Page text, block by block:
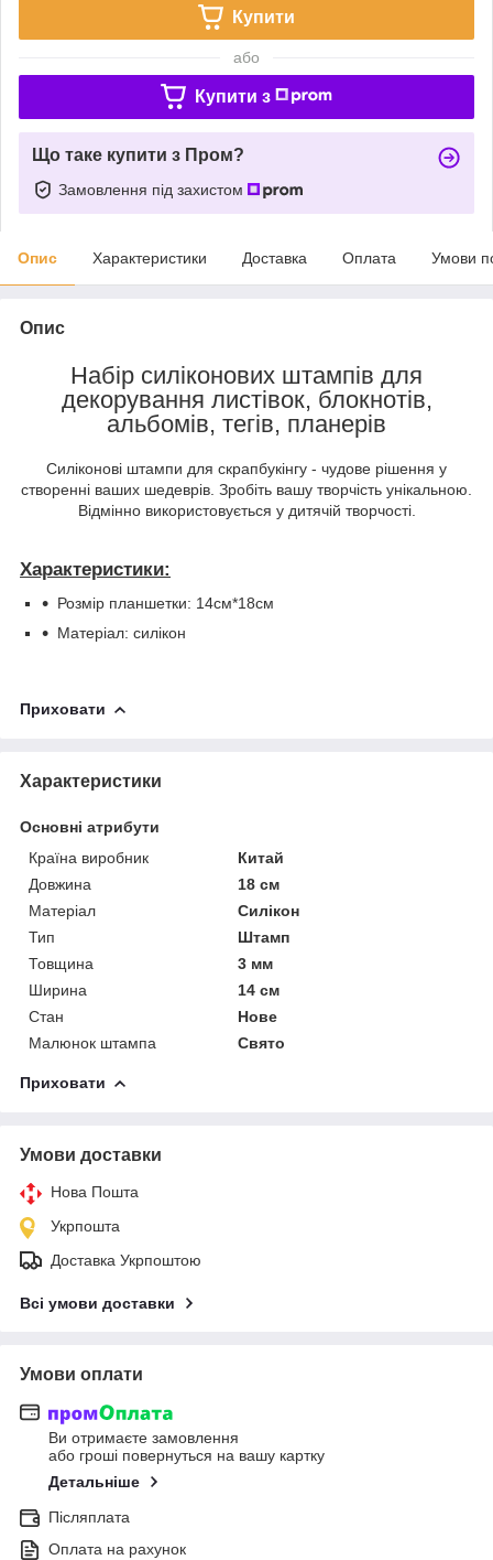
Купити
або
Купити з
Що таке купити з Пром?
Замовлення під захистом
Опис Характеристики Доставка Оплата Умови
Опис
Набір силіконових штампів для
декорування листівок, блокнотів,
альбомів, тегів, планерів
Силіконові штампи для скрапбукінгу - чудове рішення у
створенні ваших шедеврів. Зробіть вашу творчість унікальною.
Відмінно використовується у дитячій творчості.
Характеристики:
Розмір планшетки: 14см*18см
Матеріал: силікон
Приховати
Характеристики
Основні атрибути
Країна виробник
Китай
Довжина
18 см
Матеріал
Силікон
Тип
Штамп
Товщина
3 мм
Ширина
14 см
Стан
Нове
Малюнок штампа
Свято
Приховати
Умови доставки
Нова Пошта
Укрпошта
Доставка Укрпоштою
Всі умови доставки
Умови оплати
Ви отримаєте замовлення
або гроші повернуться на вашу картку
Детальніше
Післяплата
Оплата на рахунок